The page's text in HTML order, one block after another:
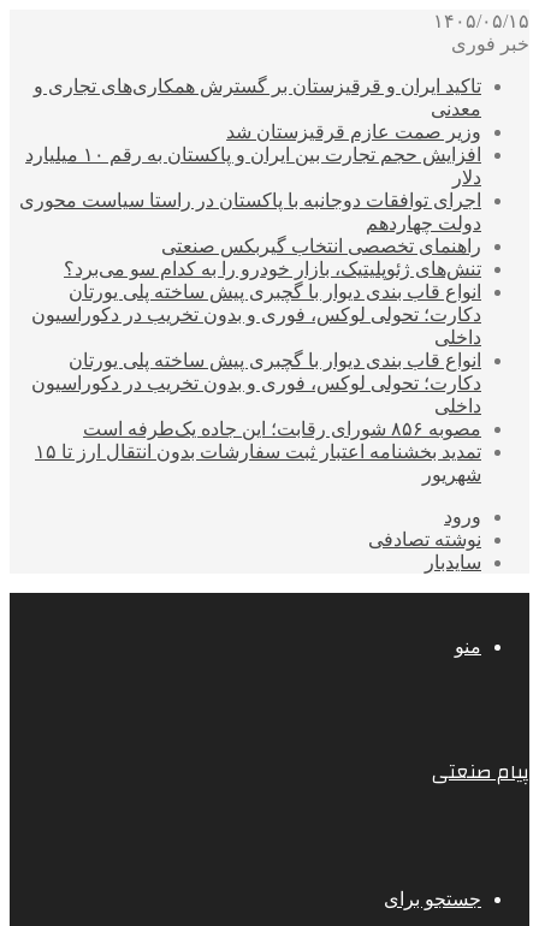
۱۴۰۵/۰۵/۱۵
خبر فوری
تاکید ایران و قرقیزستان بر گسترش همکاری‌های تجاری و
معدنی
وزیر صمت عازم قرقیزستان شد
افزایش حجم تجارت بین ایران و پاکستان به رقم ۱۰ میلیارد
دلار
اجرای توافقات دوجانبه با پاکستان در راستا سیاست محوری
دولت چهاردهم
راهنمای تخصصی انتخاب گیربکس صنعتی
تنش‌های ژئوپلیتیک، بازار خودرو را به کدام سو می‌برد؟
انواع قاب بندی دیوار با گچبری پیش ساخته پلی یورتان
دکارت؛ تحولی لوکس، فوری و بدون تخریب در دکوراسیون
داخلی
انواع قاب بندی دیوار با گچبری پیش ساخته پلی یورتان
دکارت؛ تحولی لوکس، فوری و بدون تخریب در دکوراسیون
داخلی
مصوبه ۸۵۶ شورای رقابت؛ این جاده یک‌طرفه است
تمدید بخشنامه اعتبار ثبت سفارشات بدون انتقال ارز تا ۱۵
شهریور
ورود
نوشته تصادفی
سایدبار
منو
پیام صنعتی
جستجو برای